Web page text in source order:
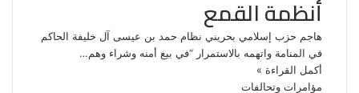
أنظمة القمع
هاجم حزب إسلامي بحريني نظام حمد بن عيسى آل خليفة الحاكم
في المنامة واتهمه بالاستمرار “في بيع أمنه وشراء وهم…
أكمل القراءة »
مؤامرات وتحالفات